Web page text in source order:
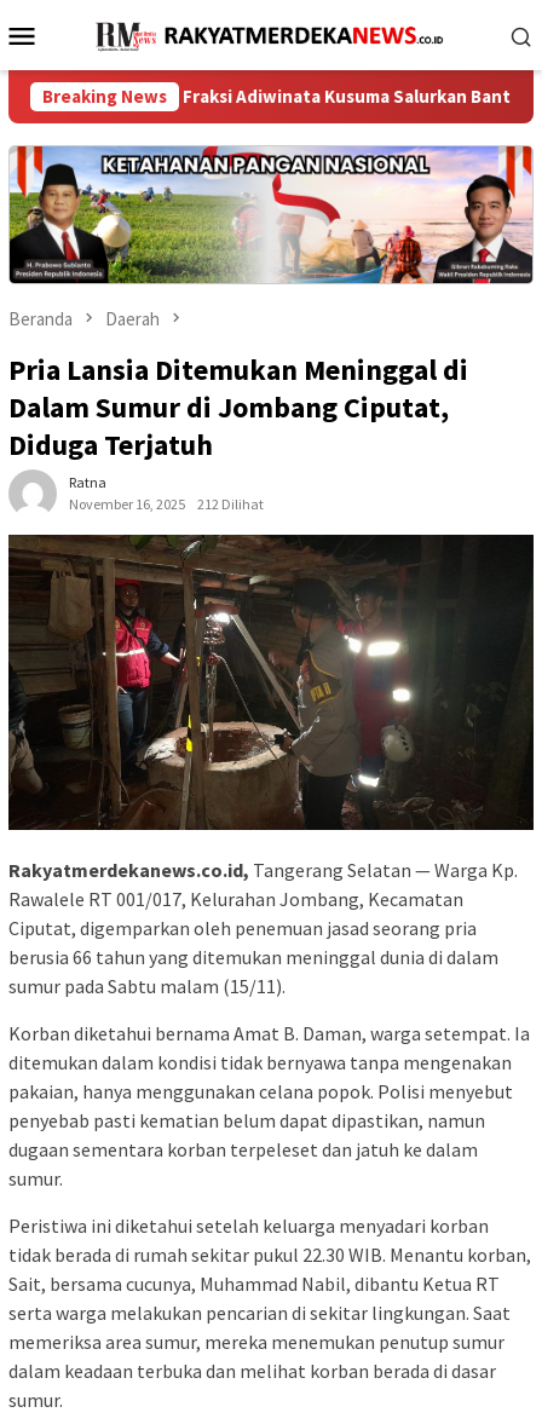
ke
Menu
Mobile
Breaking News
Fraksi Adiwinata Kusuma Salurkan Bantuan Air Bersih
Beranda Daerah
Pria Lansia Ditemukan Meninggal di
Dalam Sumur di Jombang Ciputat,
Diduga Terjatuh
Ratna
November 16, 2025
212 Dilihat
Rakyatmerdekanews.co.id, Tangerang Selatan — Warga Kp.
Rawalele RT 001/017, Kelurahan Jombang, Kecamatan
Ciputat, digemparkan oleh penemuan jasad seorang pria
berusia 66 tahun yang ditemukan meninggal dunia di dalam
sumur pada Sabtu malam (15/11).
Korban diketahui bernama Amat B. Daman, warga setempat. Ia
ditemukan dalam kondisi tidak bernyawa tanpa mengenakan
pakaian, hanya menggunakan celana popok. Polisi menyebut
penyebab pasti kematian belum dapat dipastikan, namun
dugaan sementara korban terpeleset dan jatuh ke dalam
sumur.
Peristiwa ini diketahui setelah keluarga menyadari korban
tidak berada di rumah sekitar pukul 22.30 WIB. Menantu korban,
Sait, bersama cucunya, Muhammad Nabil, dibantu Ketua RT
serta warga melakukan pencarian di sekitar lingkungan. Saat
memeriksa area sumur, mereka menemukan penutup sumur
dalam keadaan terbuka dan melihat korban berada di dasar
sumur.